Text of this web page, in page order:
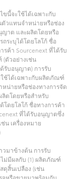
ขนี้จะใช้ได้เฉพาะกับ
วแทนจำหน่ายหรือช่อง
าต และผลิตโดยหรือ
ถระบุได้โดยโลโก้ ชื่อ
รค้า Sourcenext ที่ได้รับ
ตัวอย่างเช่น
ด้รับอนุญาต) การรับ
ช้ได้เฉพาะกับผลิตภัณฑ์
น่ายหรือช่องทางการจัด
ตโดยหรือสำหรับ
โดยโลโก้ ชื่อทางการค้า
ที่ได้รับอนุญาตซึ่ง
น เครื่องหมาย
วมาข้างต้น การรับ
ม่มีผลกับ (1) ผลิตภัณฑ์
ดุสิ้นเปลือง (เช่น